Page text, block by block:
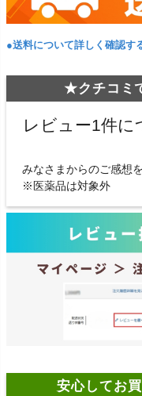
●送料について詳しく確認す
★クチコミ
レビュー1件に
みなさまからのご感想
※医薬品は対象外
安心してお